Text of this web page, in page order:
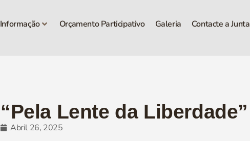
Informação Orçamento Participativo Galeria Contacte a Junta
“Pela Lente da Liberdade”
Abril 26, 2025